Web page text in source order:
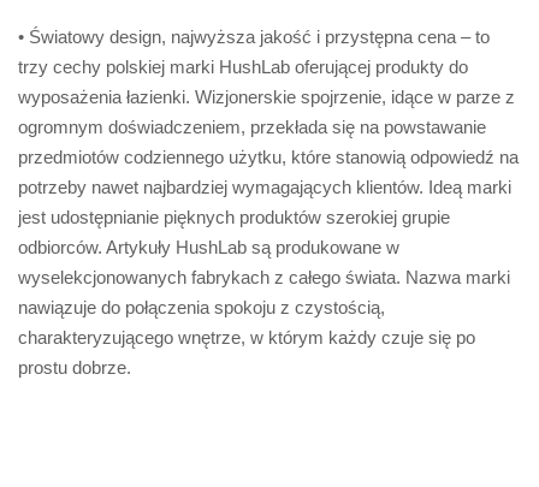
• Światowy design, najwyższa jakość i przystępna cena – to
trzy cechy polskiej marki HushLab oferującej produkty do
wyposażenia łazienki. Wizjonerskie spojrzenie, idące w parze z
ogromnym doświadczeniem, przekłada się na powstawanie
przedmiotów codziennego użytku, które stanowią odpowiedź na
potrzeby nawet najbardziej wymagających klientów. Ideą marki
jest udostępnianie pięknych produktów szerokiej grupie
odbiorców. Artykuły HushLab są produkowane w
wyselekcjonowanych fabrykach z całego świata. Nazwa marki
nawiązuje do połączenia spokoju z czystością,
charakteryzującego wnętrze, w którym każdy czuje się po
prostu dobrze.